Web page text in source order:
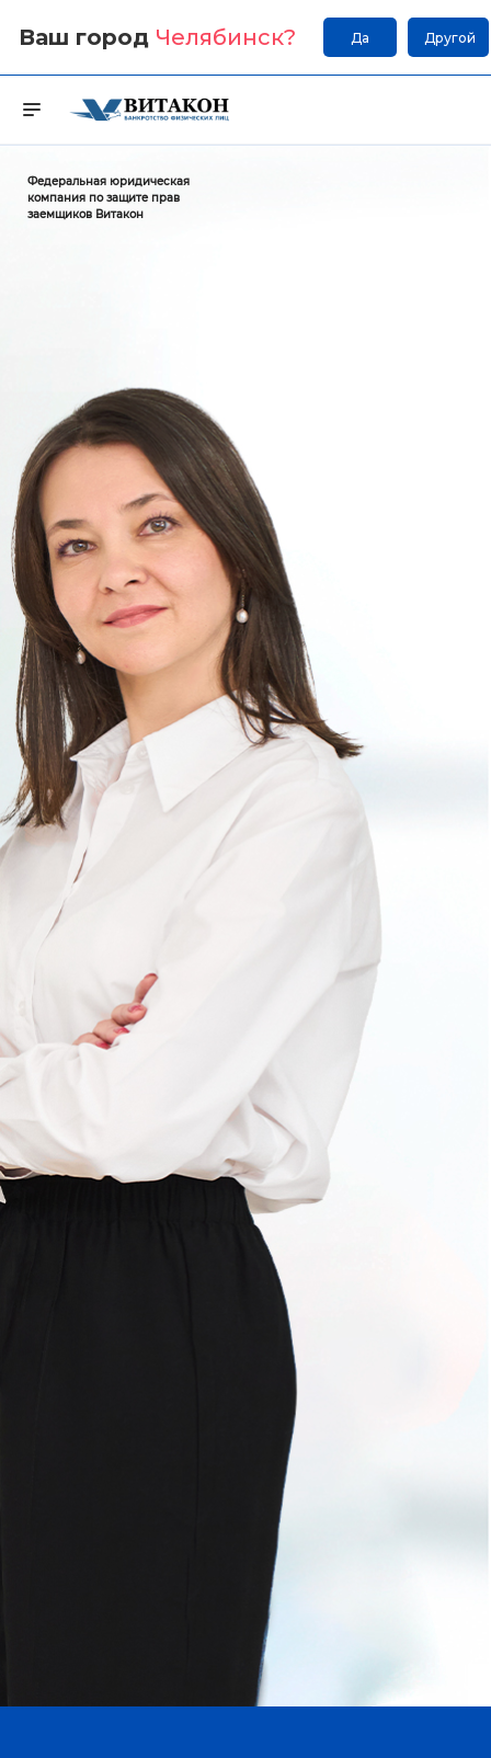
Ваш город Челябинск? Да Другой
Федеральная юридическая
компания по защите прав
заемщиков Витакон